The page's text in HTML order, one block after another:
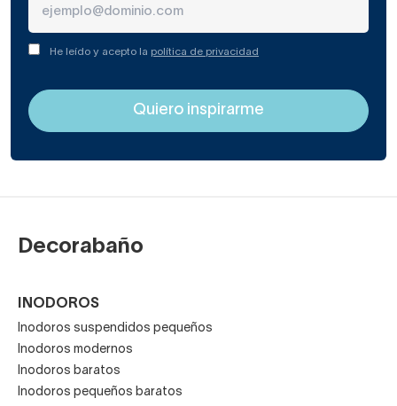
He leído y acepto la política de privacidad
Decorabaño
INODOROS
Inodoros suspendidos pequeños
Inodoros modernos
Inodoros baratos
Inodoros pequeños baratos